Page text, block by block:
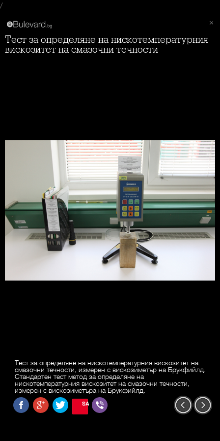
/
Тест за определяне на нискотемпературния
вискозитет на смазочни течности
Тест за определяне на нискотемпературния вискозитет на
смазочни течности, измерен с вискозиметър на Брукфийлд.
Стандартен тест метод за определяне на
нискотемпературния вискозитет на смазочни течности,
измерен с вискозиметъра на Брукфийлд.
SAVE